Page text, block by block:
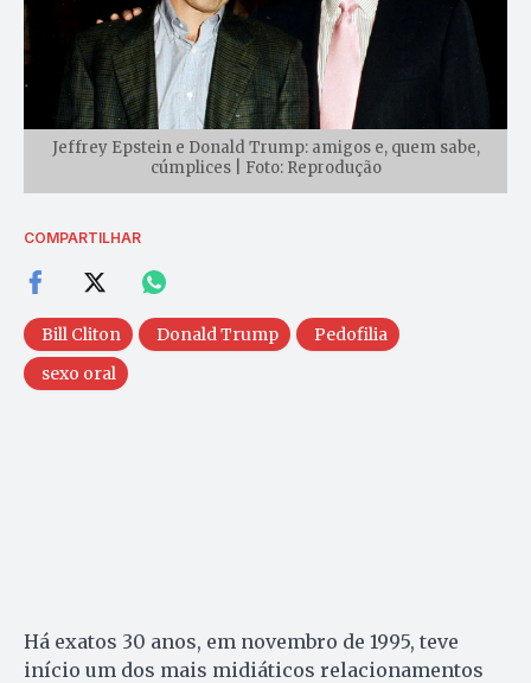
Jeffrey Epstein e Donald Trump: amigos e, quem sabe,
cúmplices | Foto: Reprodução
COMPARTILHAR
Bill Cliton Donald Trump
Pedofilia
sexo oral
Há exatos 30 anos, em novembro de 1995, teve
início um dos mais midiáticos relacionamentos